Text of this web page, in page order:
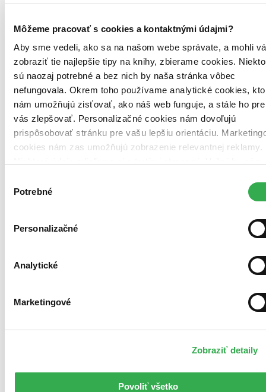
Môžeme pracovať s cookies a kontaktnými údajmi?
Aby sme vedeli, ako sa na našom webe správate, a mohli
zobraziť tie najlepšie tipy na knihy, zbierame cookies.
sú naozaj potrebné a bez nich by naša stránka vôbec
nefungovala. Okrem toho používame analytické cookies,
nám umožňujú zisťovať, ako náš web funguje, a stále ho pre
vás zlepšovať. Personalizačné cookies nám dovoľujú
prispôsobovať stránku pre vašu lepšiu orientáciu.
cookies nám zas umožňujú zobrazenie relevantnej reklamy.
Ďakujeme!
súhlasu
Potrebné
Personalizačné
Analytické
Marketingové
Zobraziť detaily
Povoliť všetko
Brožovaná väzba
Angličtina, 2014
Tento produkt momentálne nemáme na sklade, ale zvyčajne
vám ho vieme zabezpečiť a odoslať do 4 – 5 dní. A